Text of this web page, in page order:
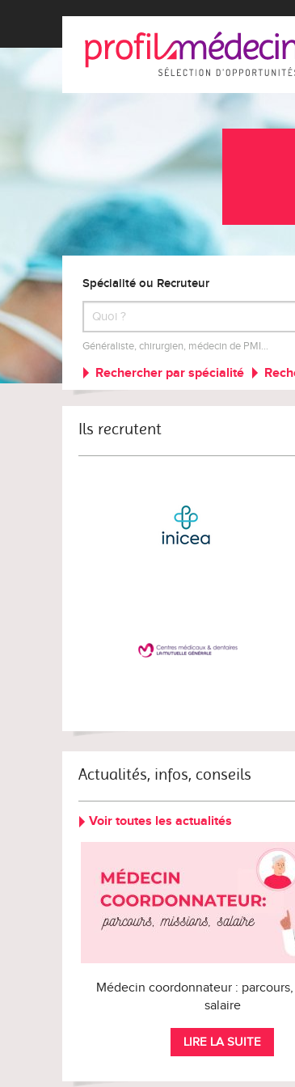
Spécialité ou Recruteur
Généraliste, chirurgien, médecin de PMI…
Rechercher par spécialité
Ils recrutent
Actualités, infos, conseils
Voir toutes les actualités
Médecin coordonnateur :
salaire
LIRE LA SUITE